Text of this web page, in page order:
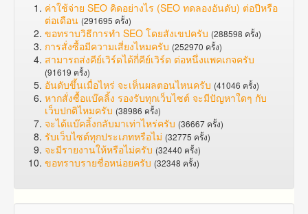
ค่าใช้จ่าย SEO คิดอย่างไร (SEO ทดลองอันดับ) ต่อปีหรือ
ต่อเดือน (291695 ครั้ง)
ขอทราบวิธีการทำ SEO โดยสังเขปครับ (288598 ครั้ง)
การสั่งซื้อมีความเสี่ยงไหมครับ (252970 ครั้ง)
สามารถส่งคีย์เวิร์ดได้กี่คีย์เวิร์ด ต่อหนึ่งแพคเกจครับ
(91619 ครั้ง)
อันดับขึ้นเมื่อไหร่ จะเห็นผลตอนไหนครับ (41046 ครั้ง)
หากสั่งซื้อแบ๊คลิ้ง รองรับทุกเว็บไซต์ จะมีปัญหาใดๆ กับ
เว็บปกติไหมครับ (38986 ครั้ง)
จะได้แบ๊คลิ้งกลับมาเท่าไหร่ครับ (36667 ครั้ง)
รับเว็บไซต์ทุกประเภทหรือไม่ (32775 ครั้ง)
จะมีรายงานให้หรือไม่ครับ (32440 ครั้ง)
ขอทราบรายชื่อหน่อยครับ (32348 ครั้ง)